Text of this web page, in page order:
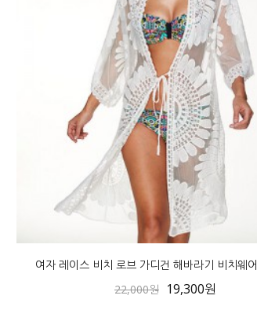
여자 레이스 비치 로브 가디건 해바라기 비치웨어
22,000원 19,300원